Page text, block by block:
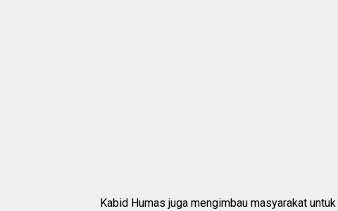
Kabid Humas juga mengimbau masyarakat